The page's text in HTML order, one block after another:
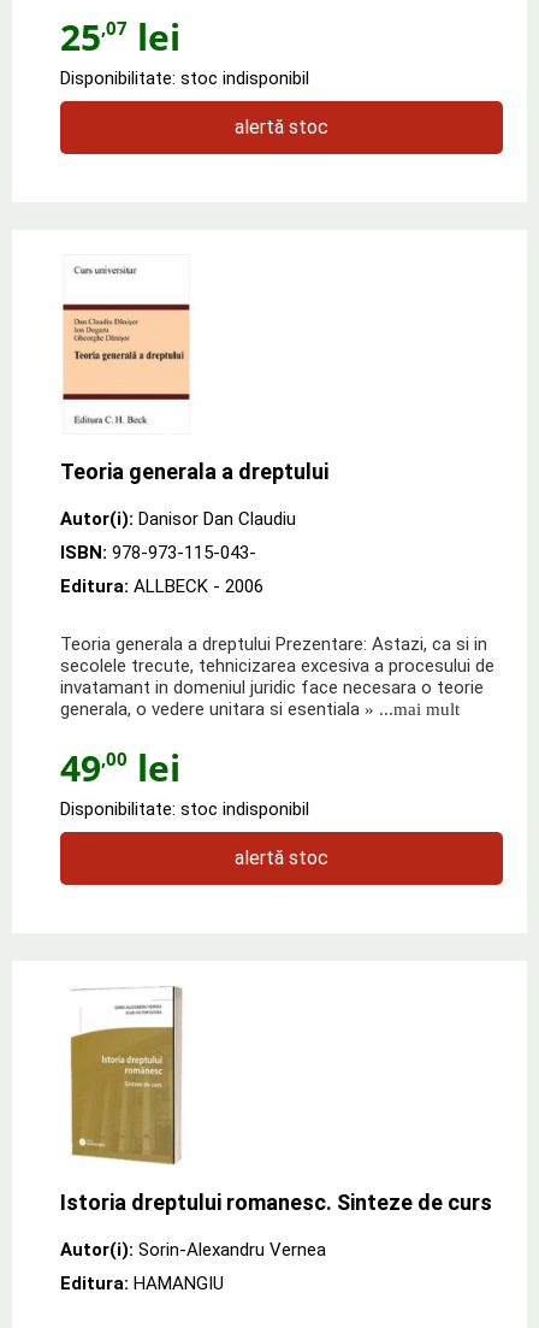
25,07 lei
Disponibilitate: stoc indisponibil
alertă stoc
Teoria generala a dreptului
Autor(i): Danisor Dan Claudiu
ISBN: 978-973-115-043-
Editura: ALLBECK - 2006
Teoria generala a dreptului Prezentare: Astazi, ca si in
secolele trecute, tehnicizarea excesiva a procesului de
invatamant in domeniul juridic face necesara o teorie
generala, o vedere unitara si esentiala » ...mai mult
49,00 lei
Disponibilitate: stoc indisponibil
alertă stoc
Istoria dreptului romanesc. Sinteze de curs
Autor(i): Sorin-Alexandru Vernea
Editura: HAMANGIU